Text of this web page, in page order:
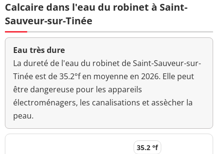
Bactéries coliformes
Bact. aér. revivifiables
à 22°-68h
Bact. aér. revivifiables
à 36°-44h
<1 n/mL
Ammonium (en NH4)
pH 8,15 unité pH
>=6,5 et <=9
Calcaire dans l'eau du robinet à Saint-
Sauveur-sur-Tinée
Eau très dure
La dureté de l'eau du robinet de Saint-Sauveur-sur-
Tinée est de 35.2°f en moyenne en 2026. Elle peut
être dangereuse pour les appareils
électroménagers, les canalisations et assècher la
peau.
35.2 °f